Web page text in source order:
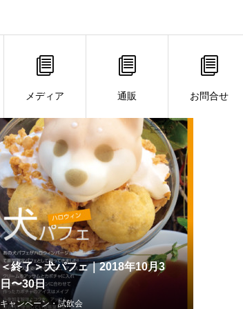
メディア 通販 お問合せ
＜終了＞犬パフェ｜2018年10月3
日〜30日
キャンペーン・試飲会